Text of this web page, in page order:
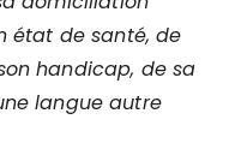
état de santé, de
handicap, de sa
langue autre